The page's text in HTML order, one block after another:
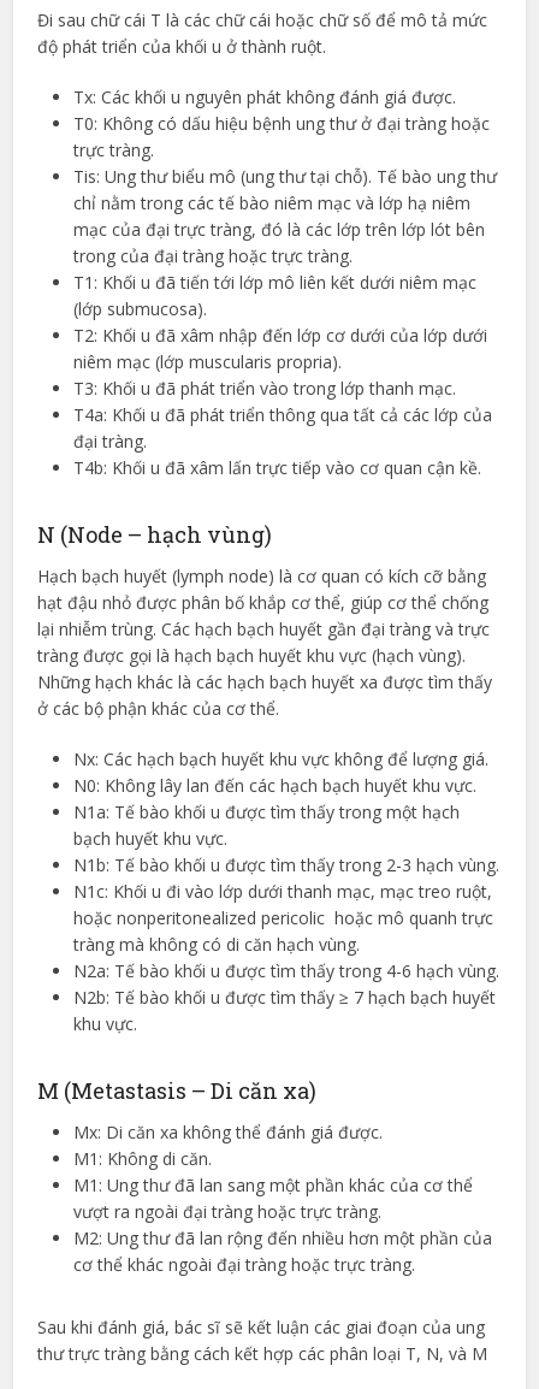
Đi sau chữ cái T là các chữ cái hoặc chữ số để mô tả mức
độ phát triển của khối u ở thành ruột.
Tx: Các khối u nguyên phát không đánh giá được.
T0: Không có dấu hiệu bệnh ung thư ở đại tràng hoặc
trực tràng.
Tis: Ung thư biểu mô (ung thư tại chỗ). Tế bào ung thư
chỉ nằm trong các tế bào niêm mạc và lớp hạ niêm
mạc của đại trực tràng, đó là các lớp trên lớp lót bên
trong của đại tràng hoặc trực tràng.
T1: Khối u đã tiến tới lớp mô liên kết dưới niêm mạc
(lớp submucosa).
T2: Khối u đã xâm nhập đến lớp cơ dưới của lớp dưới
niêm mạc (lớp muscularis propria).
T3: Khối u đã phát triển vào trong lớp thanh mạc.
T4a: Khối u đã phát triển thông qua tất cả các lớp của
đại tràng.
T4b: Khối u đã xâm lấn trực tiếp vào cơ quan cận kề.
N (Node – hạch vùng)
Hạch bạch huyết (lymph node) là cơ quan có kích cỡ bằng
hạt đậu nhỏ được phân bố khắp cơ thể, giúp cơ thể chống
lại nhiễm trùng. Các hạch bạch huyết gần đại tràng và trực
tràng được gọi là hạch bạch huyết khu vực (hạch vùng).
Những hạch khác là các hạch bạch huyết xa được tìm thấy
ở các bộ phận khác của cơ thể.
Nx: Các hạch bạch huyết khu vực không để lượng giá.
N0: Không lây lan đến các hạch bạch huyết khu vực.
N1a: Tế bào khối u được tìm thấy trong một hạch
bạch huyết khu vực.
N1b: Tế bào khối u được tìm thấy trong 2-3 hạch vùng.
N1c: Khối u đi vào lớp dưới thanh mạc, mạc treo ruột,
hoặc nonperitonealized pericolic hoặc mô quanh trực
tràng mà không có di căn hạch vùng.
N2a: Tế bào khối u được tìm thấy trong 4-6 hạch vùng.
N2b: Tế bào khối u được tìm thấy ≥ 7 hạch bạch huyết
khu vực.
M (Metastasis – Di căn xa)
Mx: Di căn xa không thể đánh giá được.
M1: Không di căn.
M1: Ung thư đã lan sang một phần khác của cơ thể
vượt ra ngoài đại tràng hoặc trực tràng.
M2: Ung thư đã lan rộng đến nhiều hơn một phần của
cơ thể khác ngoài đại tràng hoặc trực tràng.
Sau khi đánh giá, bác sĩ sẽ kết luận các giai đoạn của ung
thư trực tràng bằng cách kết hợp các phân loại T, N, và M